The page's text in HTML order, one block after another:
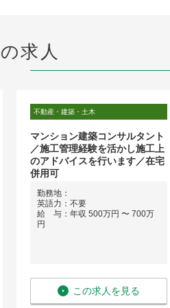
求人
不動産・建築・土木
マンション建築コンサルタント
／施工管理経験を活かし施工上
のアドバイスを行います／在宅
併用可
勤務地：
英語力：不要
給 与：年収 500万円 〜 700万
円
この求人を見る